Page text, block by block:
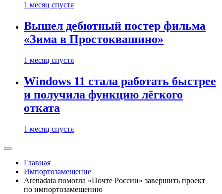
1 месяц спустя
Вышел дебютный постер фильма
«Зима в Простоквашино»
1 месяц спустя
Windows 11 стала работать быстрее
и получила функцию лёгкого
отката
1 месяц спустя
Главная
Импортозамещение
Arenadata помогла «Почте России» завершить проект
по импортозамещению